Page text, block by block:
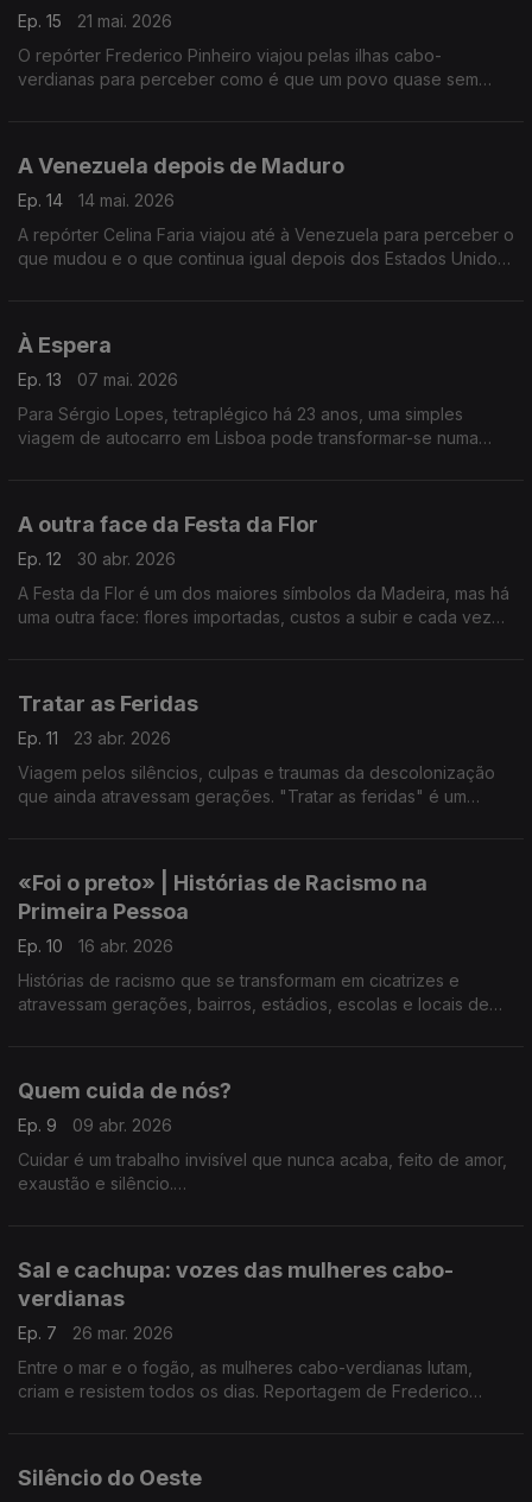
Ep. 15
21 mai. 2026
O repórter Frederico Pinheiro viajou pelas ilhas cabo-
verdianas para perceber como é que um povo quase sem
A Venezuela depois de Maduro
Ep. 14
14 mai. 2026
A repórter Celina Faria viajou até à Venezuela para perceber o
que mudou e o que continua igual depois dos Estados Unidos
À Espera
Ep. 13
07 mai. 2026
Para Sérgio Lopes, tetraplégico há 23 anos, uma simples
viagem de autocarro em Lisboa pode transformar-se numa
A outra face da Festa da Flor
Ep. 12
30 abr. 2026
A Festa da Flor é um dos maiores símbolos da Madeira, mas há
uma outra face: flores importadas, custos a subir e cada vez
Tratar as Feridas
Ep. 11
23 abr. 2026
Viagem pelos silêncios, culpas e traumas da descolonização
que ainda atravessam gerações. "Tratar as feridas" é um
«Foi o preto» | Histórias de Racismo na
Primeira Pessoa
Ep. 10
16 abr. 2026
Histórias de racismo que se transformam em cicatrizes e
atravessam gerações, bairros, estádios, escolas e locais de
Quem cuida de nós?
Ep. 9
09 abr. 2026
Cuidar é um trabalho invisível que nunca acaba, feito de amor,
exaustão e silêncio.
Sal e cachupa: vozes das mulheres cabo-
verdianas
Ep. 7
26 mar. 2026
Entre o mar e o fogão, as mulheres cabo-verdianas lutam,
criam e resistem todos os dias. Reportagem de Frederico
Silêncio do Oeste